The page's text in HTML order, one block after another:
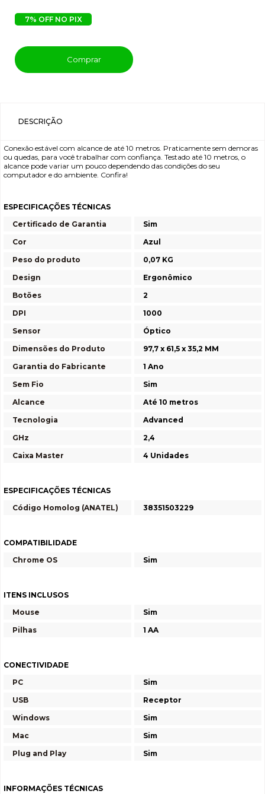
7% OFF NO PIX
Comprar
DESCRIÇÃO
Conexão estável com alcance de até 10 metros. Praticamente sem demoras
ou quedas, para você trabalhar com confiança. Testado até 10 metros, o
alcance pode variar um pouco dependendo das condições do seu
computador e do ambiente. Confira!
ESPECIFICAÇÕES TÉCNICAS
Certificado de Garantia
Sim
Cor
Azul
Peso do produto
0,07 KG
Design
Ergonômico
Botões
2
DPI
1000
Sensor
Óptico
Dimensões do Produto
97,7 x 61,5 x 35,2 MM
Garantia do Fabricante
1 Ano
Sem Fio
Sim
Alcance
Até 10 metros
Tecnologia
Advanced
GHz
2,4
Caixa Master
4 Unidades
ESPECIFICAÇÕES TÉCNICAS
Código Homolog (ANATEL)
38351503229
COMPATIBILIDADE
Chrome OS
Sim
ITENS INCLUSOS
Mouse
Sim
Pilhas
1 AA
CONECTIVIDADE
PC
Sim
USB
Receptor
Windows
Sim
Mac
Sim
Plug and Play
Sim
INFORMAÇÕES TÉCNICAS